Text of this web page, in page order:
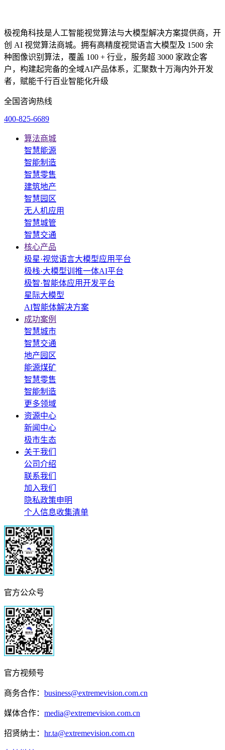
极视角科技是人工智能视觉算法与大模型解决方案提供商，开
创 AI 视觉算法商城。拥有高精度视觉语言大模型及 1500 余
种图像识别算法，覆盖 100 + 行业，服务超 3000 家政企客
户，构建起完备的全域AI产品体系，汇聚数十万海内外开发
者，赋能千行百业智能化升级
全国咨询热线
400-825-6689
算法商城
智慧能源
智能制造
智慧零售
建筑地产
智慧园区
无人机应用
智慧城管
智慧交通
核心产品
极星·视觉语言大模型应用平台
极栈·大模型训推一体AI平台
极智·智能体应用开发平台
星际大模型
AI智能体解决方案
成功案例
智慧城市
智慧交通
地产园区
能源煤矿
智慧零售
智能制造
更多领域
资源中心
新闻中心
极市生态
关于我们
公司介绍
联系我们
加入我们
隐私政策申明
个人信息收集清单
官方公众号
官方视频号
商务合作： business@extremevision.com.cn
媒体合作： media@extremevision.com.cn
招贤纳士： hr.ta@extremevision.com.cn